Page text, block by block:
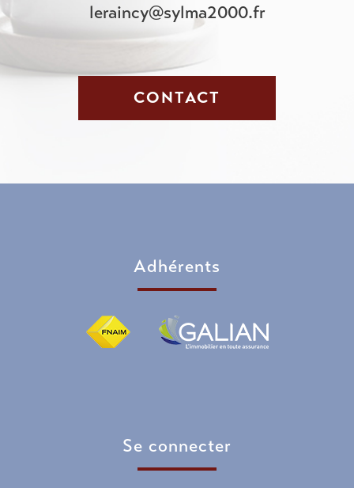
leraincy@sylma2000.fr
CONTACT
adhérents
se connecter